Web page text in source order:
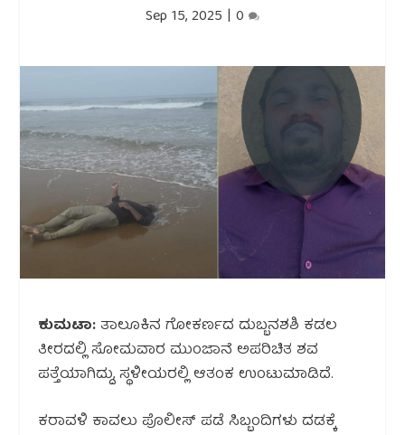
Sep 15, 2025 | 0
ಕುಮಟಾ:ತಾಲೂಕಿನ ಗೋಕರ್ಣದ ದುಬ್ಬನಶಶಿ ಕಡಲ
ತೀರದಲ್ಲಿ ಸೋಮವಾರ ಮುಂಜಾನೆ ಅಪರಿಚಿತ ಶವ
ಪತ್ತೆಯಾಗಿದ್ದು, ಸ್ಥಳೀಯರಲ್ಲಿ ಆತಂಕ ಉಂಟುಮಾಡಿದೆ.
ಕರಾವಳಿ ಕಾವಲು ಪೊಲೀಸ್ ಪಡೆ ಸಿಬ್ಬಂದಿಗಳು ದಡಕ್ಕೆ